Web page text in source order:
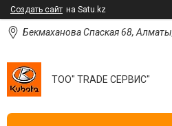
Создать сайт на Satu.kz
Бекмаханова Спаская 68,
ТОО" TRADE СЕРВИС"